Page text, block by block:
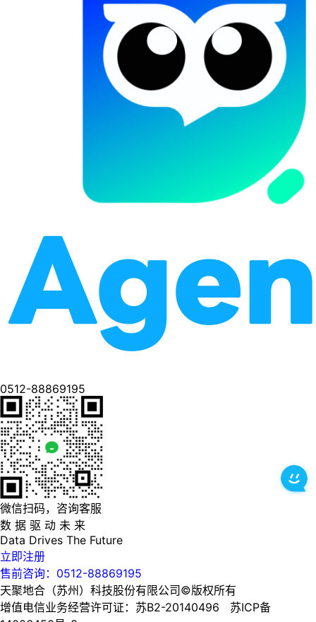
0512-88869195
微信扫码，咨询客服
数 据 驱 动 未 来
Data Drives The Future
立即注册
售前咨询：0512-88869195
天聚地合（苏州）科技股份有限公司©版权所有
增值电信业务经营许可证：苏B2-20140496 苏ICP备